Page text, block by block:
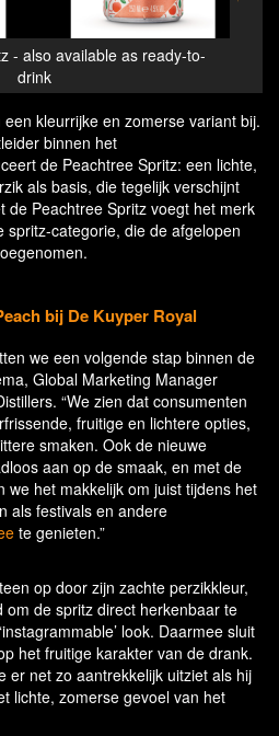
- also available as ready-to-
drink
kleurrijke en zomerse variant bij.
binnen het
de Peachtree Spritz: een lichte,
als basis, die tegelijk verschijnt
de Peachtree Spritz voegt het merk
categorie, die de afgelopen
bij De Kuyper Royal
we een volgende stap binnen de
Global Marketing Manager
“We zien dat consumenten
fruitige en lichtere opties,
smaken. Ook de nieuwe
aan op de smaak, en met de
we het makkelijk om juist tijdens het
als festivals en andere
te genieten.”
op door zijn zachte perzikkleur,
om de spritz direct herkenbaar te
look. Daarmee sluit
het fruitige karakter van de drank.
er net zo aantrekkelijk uitziet als hij
lichte, zomerse gevoel van het